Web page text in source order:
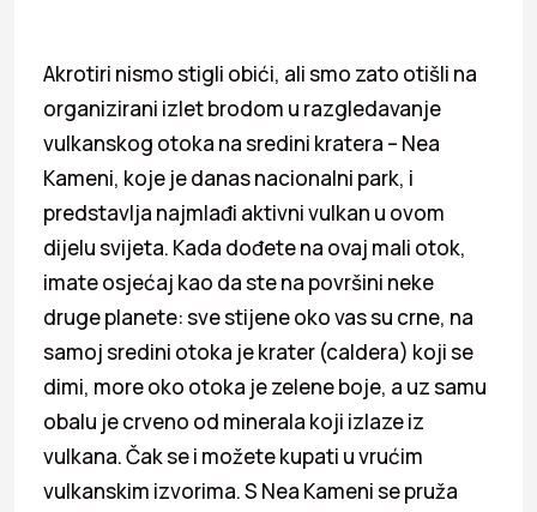
Akrotiri nismo stigli obići, ali smo zato otišli na
organizirani izlet brodom u razgledavanje
vulkanskog otoka na sredini kratera – Nea
Kameni, koje je danas nacionalni park, i
predstavlja najmlađi aktivni vulkan u ovom
dijelu svijeta. Kada dođete na ovaj mali otok,
imate osjećaj kao da ste na površini neke
druge planete: sve stijene oko vas su crne, na
samoj sredini otoka je krater (caldera) koji se
dimi, more oko otoka je zelene boje, a uz samu
obalu je crveno od minerala koji izlaze iz
vulkana. Čak se i možete kupati u vrućim
vulkanskim izvorima. S Nea Kameni se pruža